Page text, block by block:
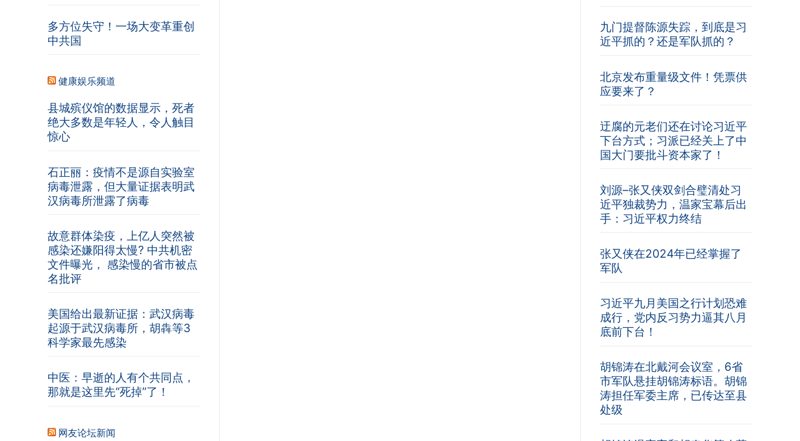
九门提督陈源失踪，到底是习
近平抓的？还是军队抓的？
北京发布重量级文件！凭票供
应要来了？
迂腐的元老们还在讨论习近平
下台方式；习派已经关上了中
国大门要批斗资本家了！
刘源–张又侠双剑合璧清处习
近平独裁势力，温家宝幕后出
手：习近平权力终结
张又侠在2024年已经掌握了
军队
习近平九月美国之行计划恐难
成行，党内反习势力逼其八月
底前下台！
胡锦涛在北戴河会议室，6省
市军队悬挂胡锦涛标语。胡锦
涛担任军委主席，已传达至县
处级
多方位失守！一场大变革重创
中共国
健康娱乐频道
县城殡仪馆的数据显示，死者
绝大多数是年轻人，令人触目
惊心
石正丽：疫情不是源自实验室
病毒泄露，但大量证据表明武
汉病毒所泄露了病毒
故意群体染疫，上亿人突然被
感染还嫌阳得太慢? 中共机密
文件曝光， 感染慢的省市被点
名批评
美国给出最新证据：武汉病毒
起源于武汉病毒所，胡犇等3
科学家最先感染
中医：早逝的人有个共同点，
那就是这里先“死掉”了！
网友论坛新闻